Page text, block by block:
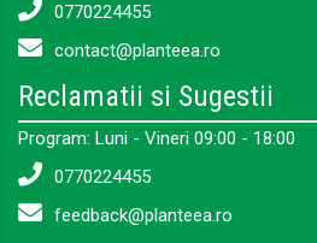
0770224455
contact@planteea.ro
Reclamatii si Sugestii
Program: Luni - Vineri 09:00 - 18:00
0770224455
feedback@planteea.ro